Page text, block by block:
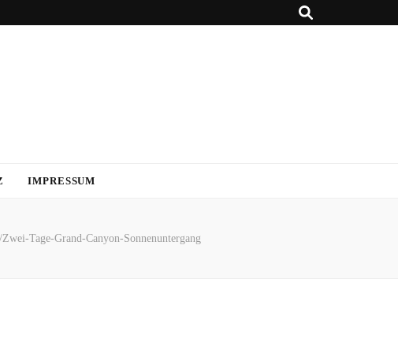
IMPRESSUM
/Zwei-Tage-Grand-Canyon-Sonnenuntergang